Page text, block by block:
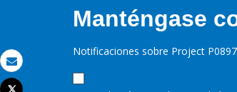
Correo electrónico
Manténgase
Notificaciones sobre Project